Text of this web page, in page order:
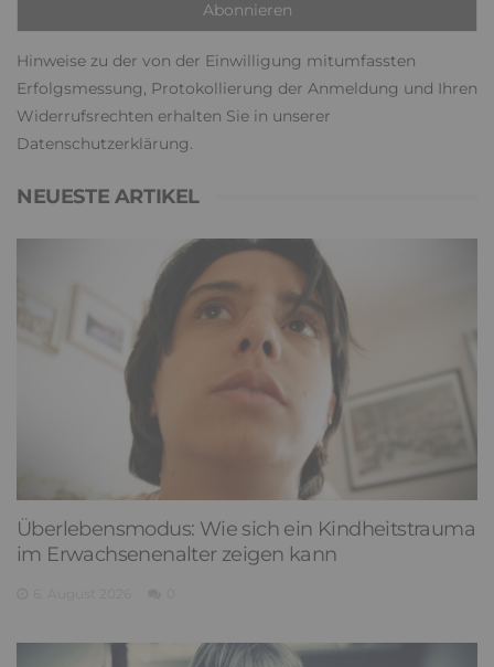
Hinweise zu der von der Einwilligung mitumfassten
Erfolgsmessung, Protokollierung der Anmeldung und Ihren
Widerrufsrechten erhalten Sie in unserer
Datenschutzerklärung.
NEUESTE ARTIKEL
Überlebensmodus: Wie sich ein Kindheitstrauma
im Erwachsenenalter zeigen kann